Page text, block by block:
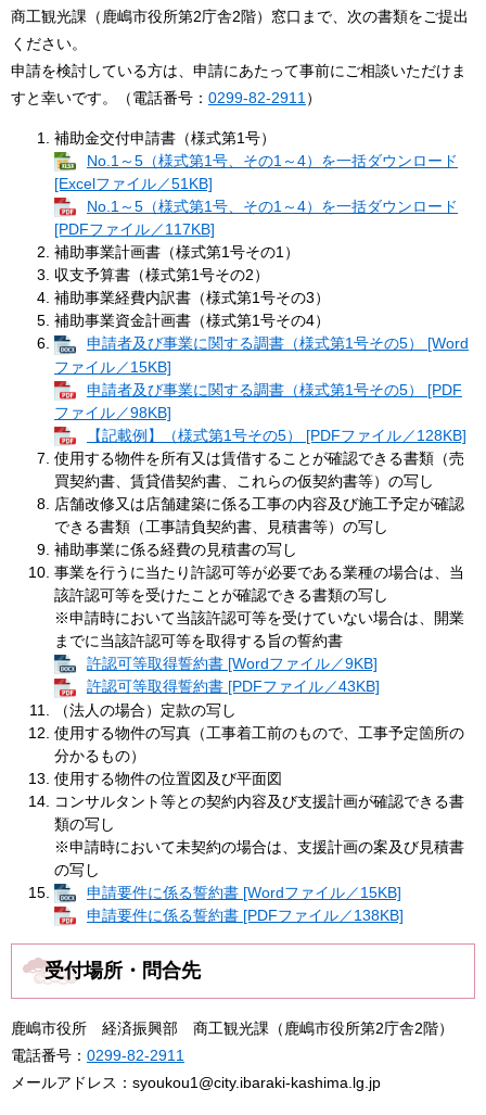
商工観光課（鹿嶋市役所第2庁舎2階）窓口まで、次の書類をご提出
ください。
申請を検討している方は、申請にあたって事前にご相談いただけま
すと幸いです。（電話番号： 0299-82-2911 ）
補助金交付申請書（様式第1号）​
No.1～5（様式第1号、その1～4）を一括ダウンロード
[Excelファイル／51KB]
No.1～5（様式第1号、その1～4）を一括ダウンロード
[PDFファイル／117KB]
補助事業計画書（様式第1号その1）
収支予算書（様式第1号その2）
補助事業経費内訳書（様式第1号その3）
補助事業資金計画書（様式第1号その4）
申請者及び事業に関する調書（様式第1号その5） [Word
ファイル／15KB]
申請者及び事業に関する調書（様式第1号その5） [PDF
ファイル／98KB]
【記載例】（様式第1号その5） [PDFファイル／128KB]
使用する物件を所有又は賃借することが確認できる書類（売
買契約書、賃貸借契約書、これらの仮契約書等）の写し
店舗改修又は店舗建築に係る工事の内容及び施工予定が確認
できる書類（工事請負契約書、見積書等）の写し
補助事業に係る経費の見積書の写し
事業を行うに当たり許認可等が必要である業種の場合は、当
該許認可等を受けたことが確認できる書類の写し
※申請時において当該許認可等を受けていない場合は、開業
までに当該許認可等を取得する旨の誓約書
許認可等取得誓約書 [Wordファイル／9KB]
許認可等取得誓約書 [PDFファイル／43KB]
（法人の場合）定款の写し
使用する物件の写真（工事着工前のもので、工事予定箇所の
分かるもの）
使用する物件の位置図及び平面図
コンサルタント等との契約内容及び支援計画が確認できる書
類の写し
※申請時において未契約の場合は、支援計画の案及び見積書
の写し
申請要件に係る誓約書 [Wordファイル／15KB]
申請要件に係る誓約書 [PDFファイル／138KB]
受付場所・問合先
鹿嶋市役所 経済振興部 商工観光課（鹿嶋市役所第2庁舎2階）
電話番号： 0299-82-2911
メールアドレス：syoukou1@city.ibaraki-kashima.lg.jp